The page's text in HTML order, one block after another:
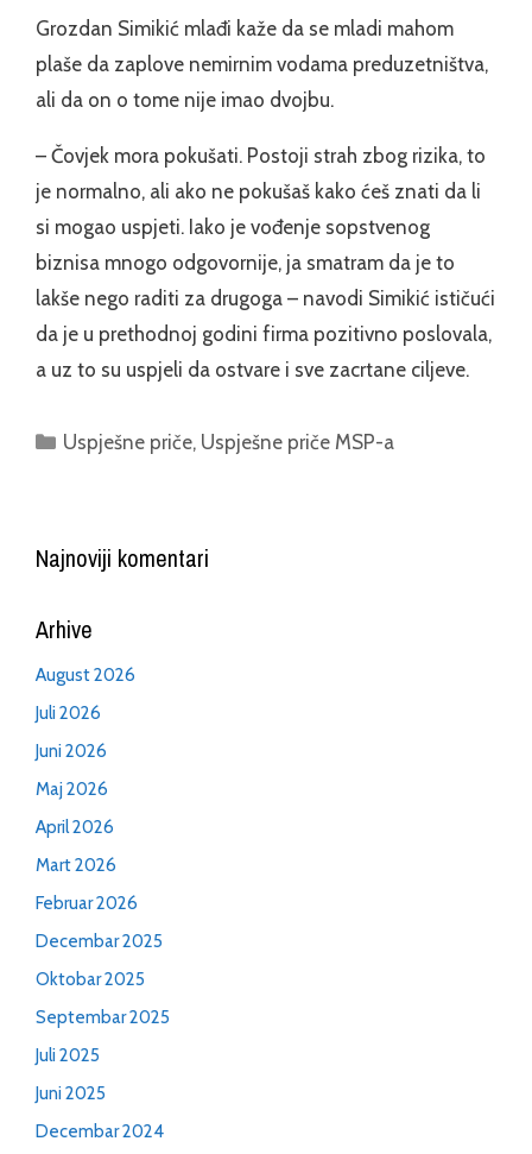
Grozdan Simikić mlađi kaže da se mladi mahom
plaše da zaplove nemirnim vodama preduzetništva,
ali da on o tome nije imao dvojbu.
– Čovjek mora pokušati. Postoji strah zbog rizika, to
je normalno, ali ako ne pokušaš kako ćeš znati da li
si mogao uspjeti. Iako je vođenje sopstvenog
biznisa mnogo odgovornije, ja smatram da je to
lakše nego raditi za drugoga – navodi Simikić ističući
da je u prethodnoj godini firma pozitivno poslovala,
a uz to su uspjeli da ostvare i sve zacrtane ciljeve.
Categories
Uspješne priče, Uspješne priče MSP-a
Najnoviji komentari
Arhive
August 2026
Juli 2026
Juni 2026
Maj 2026
April 2026
Mart 2026
Februar 2026
Decembar 2025
Oktobar 2025
Septembar 2025
Juli 2025
Juni 2025
Decembar 2024